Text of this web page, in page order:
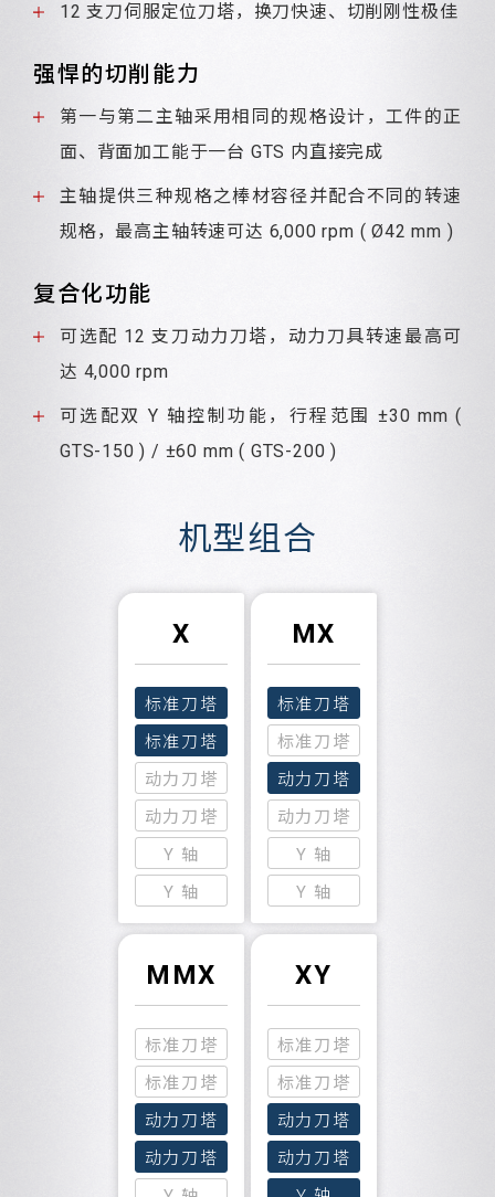
12 支刀伺服定位刀塔，换刀快速、切削刚性极佳
强悍的切削能力
第一与第二主轴采用相同的规格设计，工件的正
面、背面加工能于一台 GTS 内直接完成
主轴提供三种规格之棒材容径并配合不同的转速
规格，最高主轴转速可达 6,000 rpm ( Ø42 mm )
复合化功能
可选配 12 支刀动力刀塔，动力刀具转速最高可
达 4,000 rpm
可选配双 Y 轴控制功能，行程范围 ±30 mm (
GTS-150 ) / ±60 mm ( GTS-200 )
机型组合
X
标准刀塔
标准刀塔
动力刀塔
动力刀塔
Y 轴
Y 轴
MX
标准刀塔
标准刀塔
动力刀塔
动力刀塔
Y 轴
Y 轴
MMX
标准刀塔
标准刀塔
动力刀塔
动力刀塔
XY
标准刀塔
标准刀塔
动力刀塔
动力刀塔